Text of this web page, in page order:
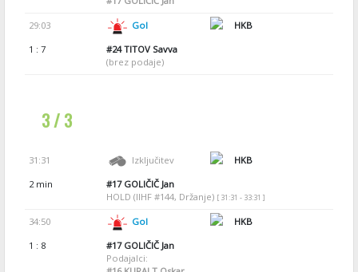
29:03 Gol
HKB
1 : 7
#24TITOV Savva
(brez podaje)
3 / 3
31:31 Izključitev
HKB
2 min
#17GOLIČIČ Jan
HOLD (IIHF #144, Držanje) [ 31:31 - 33:31 ]
34:50 Gol
HKB
1 : 8
#17GOLIČIČ Jan
Podajalci: